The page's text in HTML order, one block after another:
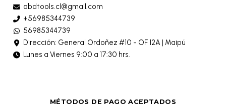
obdtools.cl@gmail.com
+56985344739
56985344739
Dirección: General Ordoñez #10 - OF 12A | Maipú
Lunes a Viernes 9:00 a 17:30 hrs.
MÉTODOS DE PAGO ACEPTADOS